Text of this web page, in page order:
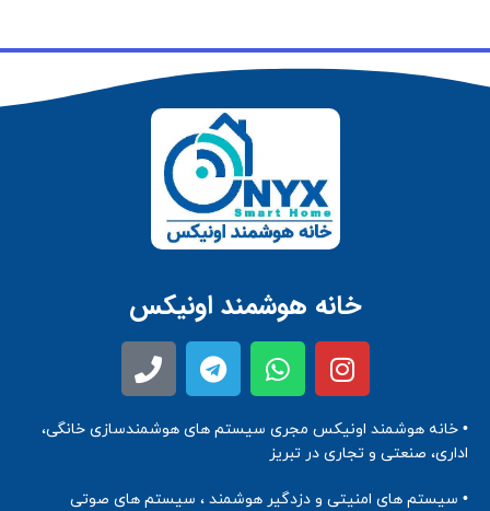
خانه هوشمند اونیکس
• خانه هوشمند اونیکس مجری سیستم های هوشمندسازی خانگی،
اداری، صنعتی و تجاری در تبریز
• سیستم های امنیتی و دزدگیر هوشمند ، سیستم های صوتی